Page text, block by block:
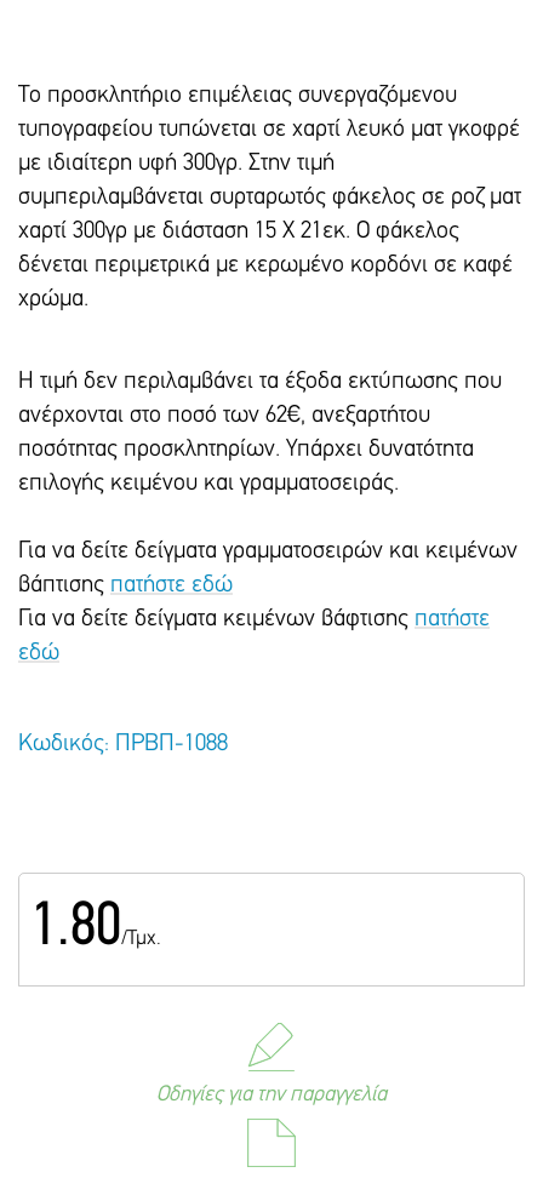
Το προσκλητήριο επιμέλειας συνεργαζόμενου
τυπογραφείου τυπώνεται σε χαρτί λευκό ματ γκοφρέ
με ιδιαίτερη υφή 300γρ. Στην τιμή
συμπεριλαμβάνεται συρταρωτός φάκελος σε ροζ ματ
χαρτί 300γρ με διάσταση 15 Χ 21εκ. Ο φάκελος
δένεται περιμετρικά με κερωμένο κορδόνι σε καφέ
χρώμα.
Η τιμή δεν περιλαμβάνει τα έξοδα εκτύπωσης που
ανέρχονται στο ποσό των 62€, ανεξαρτήτου
ποσότητας προσκλητηρίων. Υπάρxει δυνατότητα
επιλογής κειμένου και γραμματοσειράς.
Για να δείτε δείγματα γραμματοσειρών και κειμένων
βάπτισης πατήστε εδώ
Για να δείτε δείγματα κειμένων βάφτισης πατήστε
εδώ
Κωδικός: ΠΡΒΠ-1088
1.80/Τμχ.
Οδηγίες για την παραγγελία